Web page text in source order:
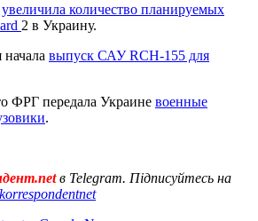
увеличила количество планируемых
2 в Украину.
выпуск САУ RCH-155 для
ФРГ передала Украине военные
.
в Telegram. Підписуйтесь на